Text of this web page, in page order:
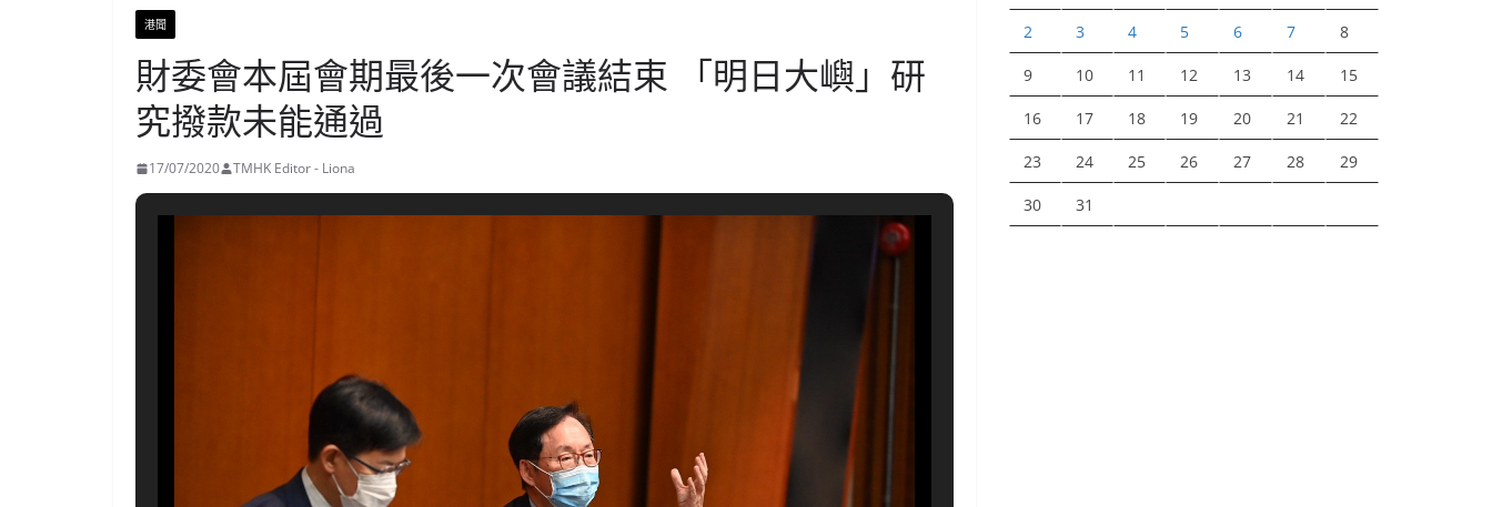
港聞
財委會本屆會期最後一次會議結束 「明日大嶼」研
究撥款未能通過
17/07/2020 TMHK Editor - Liona
2 3 4 5 6 7 8
9 10 11 12 13 14 15
16 17 18 19 20 21 22
23 24 25 26 27 28 29
30 31